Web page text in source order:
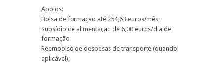
Apoios:
Bolsa de formação até 254,63 euros/mês;
Subsídio de alimentação de 6,00 euros/dia de
formação
Reembolso de despesas de transporte (quando
aplicável);